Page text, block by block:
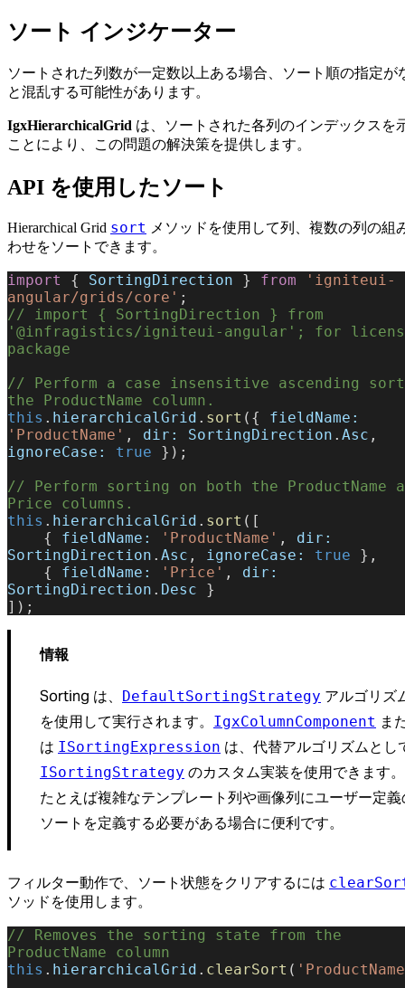
ソート インジケーター
ソートされた列数が一定数以上ある場合、ソート順の指定が
と混乱する可能性があります。
IgxHierarchicalGrid は、ソートされた各列のインデックスを
ことにより、この問題の解決策を提供します。
API を使用したソート
Hierarchical Grid sort メソッドを使用して列、複数の列の組
わせをソートできます。
import { SortingDirection } from 'igniteui-
angular/grids/core' ;
// import { SortingDirection } from
'@infragistics/igniteui-angular'; for
package
// Perform a case insensitive ascending
the ProductName column.
this . hierarchicalGrid . sort ({ fieldName:
'ProductName' , dir: SortingDirection . Asc
ignoreCase:
true });
// Perform sorting on both the ProductName
Price columns.
this . hierarchicalGrid . sort ([
    {
fieldName: 'ProductName' , dir:
SortingDirection . Asc , ignoreCase: true },
    {
fieldName: 'Price' , dir:
SortingDirection . Desc }
]);
情報
Sorting は、 DefaultSortingStrategy アルゴリズ
を使用して実行されます。
IgxColumnComponent ま
は ISortingExpression は、代替アルゴリズムとし
ISortingStrategy のカスタム実装を使用できます。
たとえば複雑なテンプレート列や画像列にユーザー定義
ソートを定義する必要がある場合に便利です。
フィルター動作で、ソート状態をクリアするには
ソッドを使用します。
// Removes the sorting state from the
ProductName column
this . hierarchicalGrid . clearSort (